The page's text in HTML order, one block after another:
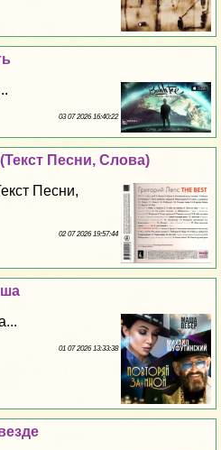
03 07 2026 16:40:22
Песни, Слова)
Песни,
02 07 2026 19:57:44
01 07 2026 13:33:38